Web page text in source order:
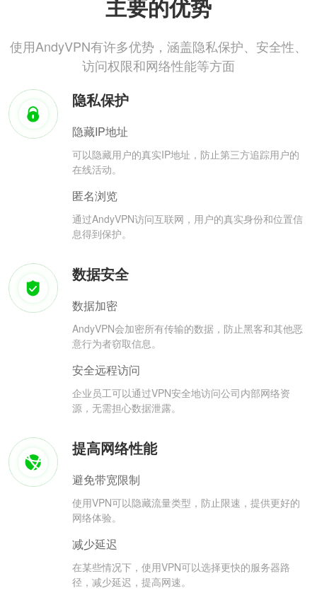
主要的优势
使用AndyVPN有许多优势，涵盖隐私保护、安全性、
访问权限和网络性能等方面
隐私保护
隐藏IP地址
可以隐藏用户的真实IP地址，防止第三方追踪用户的
在线活动。
匿名浏览
通过AndyVPN访问互联网，用户的真实身份和位置信
息得到保护。
数据安全
数据加密
AndyVPN会加密所有传输的数据，防止黑客和其他恶
意行为者窃取信息。
安全远程访问
企业员工可以通过VPN安全地访问公司内部网络资
源，无需担心数据泄露。
提高网络性能
避免带宽限制
使用VPN可以隐藏流量类型，防止限速，提供更好的
网络体验。
减少延迟
在某些情况下，使用VPN可以选择更快的服务器路
径，减少延迟，提高网速。